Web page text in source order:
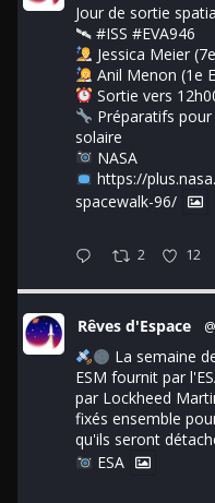
Jour de sortie
🛰 #ISS #EVA946
Jessica Meier
Anil Menon (1e
Sortie vers
Préparatifs
solaire
NASA
https://
spacewalk-96/
2 12
Rêves d'Espace
La semaine
ESM fournit par
par Lockheed
fixés ensemble
qu'ils seront
ESA